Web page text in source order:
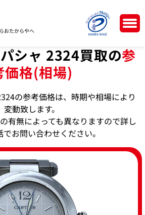
おたからやへ
シャ 2324買取の参
価格(相場)
の参考価格は、時期や相場により
変動致します。
有無によっても異なりますので詳し
でお問い合わせください。